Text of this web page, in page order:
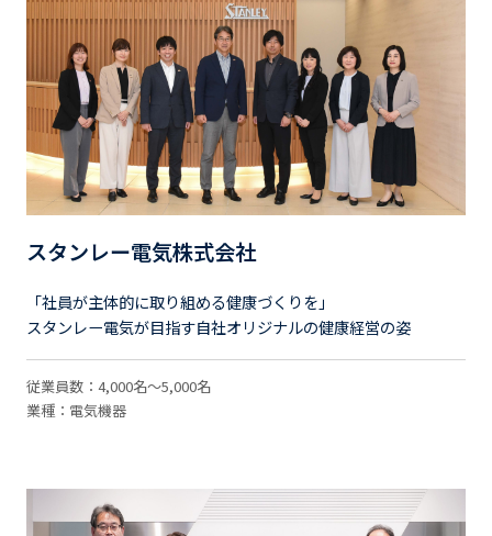
スタンレー電気株式会社
「社員が主体的に取り組める健康づくりを」
スタンレー電気が目指す自社オリジナルの健康経営の姿
従業員数：4,000名～5,000名
業種：電気機器